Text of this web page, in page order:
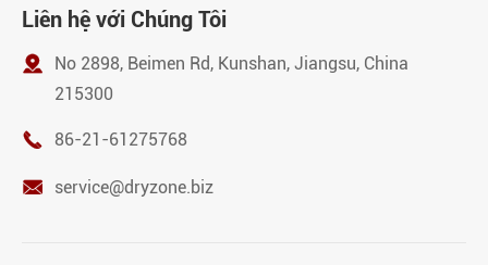
Liên hệ với Chúng Tôi

No 2898, Beimen Rd, Kunshan, Jiangsu, China
215300
 86-21-61275768
 service@dryzone.biz